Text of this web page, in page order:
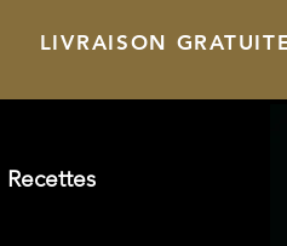
LIVRAISON
Recettes